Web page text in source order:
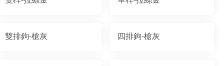
雙排鉤-槍灰 四排鉤-槍灰